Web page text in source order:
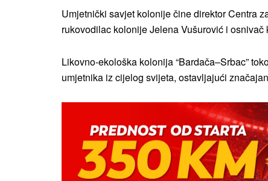
Umjetnički savjet kolonije čine direktor Centra
rukovodilac kolonije Jelena Vušurović i
Likovno-ekološka kolonija “Bardača–Srbac”
umjetnika iz cijelog svijeta, ostavljajući